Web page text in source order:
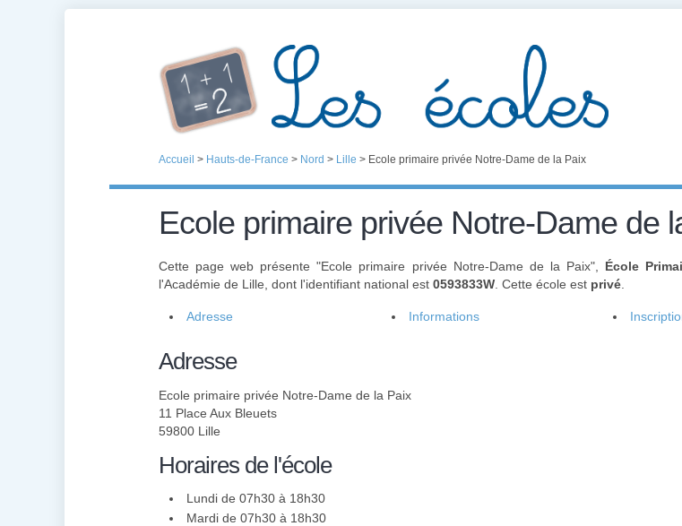
Accueil > Hauts-de-France > Nord > Lille > Ecole primaire privée Notre-Dame de la Paix
Ecole primaire privée Notre-Dame de
Cette page web présente "Ecole primaire privée Notre-Dame de la Paix", École
l'Académie de Lille, dont l'identifiant national est 0593833W . Cette école est privé
Adresse Informations
Adresse
Ecole primaire privée Notre-Dame de la Paix
11 Place Aux Bleuets
59800 Lille
Horaires de l'école
Lundi de 07h30 à 18h30
Mardi de 07h30 à 18h30